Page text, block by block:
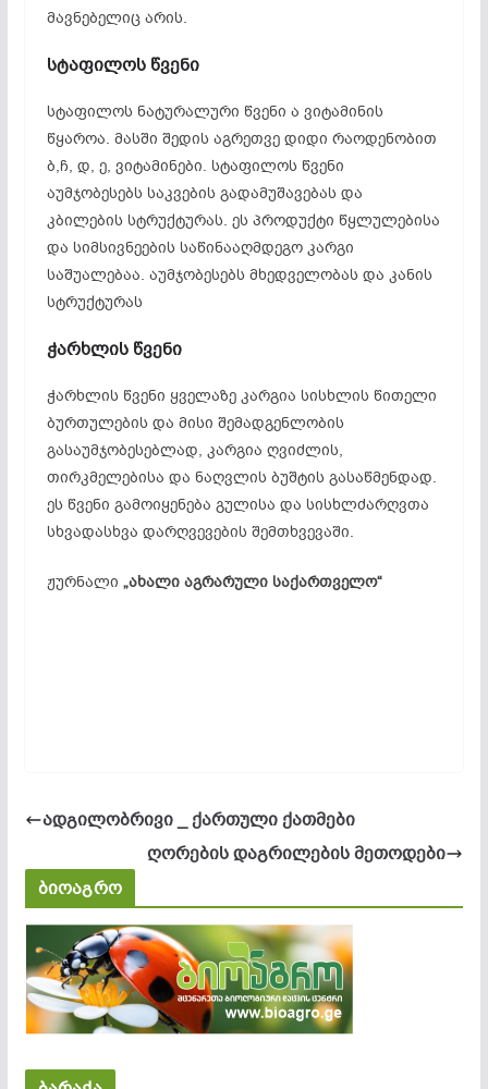
მავნებელიც არის.
სტაფილოს წვენი
სტაფილოს ნატურალური წვენი ა ვიტამინის
წყაროა. მასში შედის აგრეთვე დიდი რაოდენობით
ბ,ჩ, დ, ე, ვიტამინები. სტაფილოს წვენი
აუმჯობესებს საკვების გადამუშავებას და
კბილების სტრუქტურას. ეს პროდუქტი წყლულებისა
და სიმსივნეების საწინააღმდეგო კარგი
საშუალებაა. აუმჯობესებს მხედველობას და კანის
სტრუქტურას
ჭარხლის წვენი
ჭარხლის წვენი ყველაზე კარგია სისხლის წითელი
ბურთულების და მისი შემადგენლობის
გასაუმჯობესებლად, კარგია ღვიძლის,
თირკმელებისა და ნაღვლის ბუშტის გასაწმენდად.
ეს წვენი გამოიყენება გულისა და სისხლძარღვთა
სხვადასხვა დარღვევების შემთხვევაში.
ჟურნალი „ახალი აგრარული საქართველო“
ადგილობრივი _ ქართული ქათმები
ღორების დაგრილების მეთოდები
ბიოაგრო